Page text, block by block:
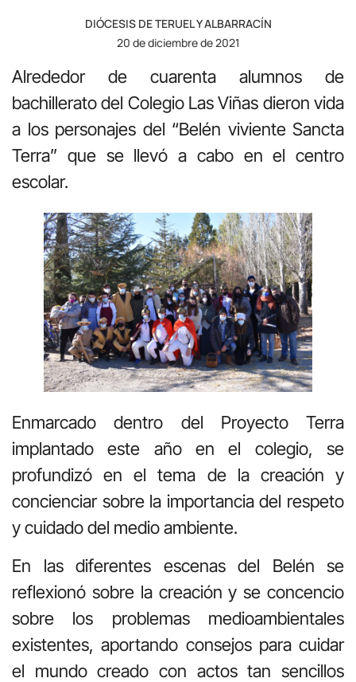
DIÓCESIS DE TERUEL Y ALBARRACÍN
20 de diciembre de 2021
Alrededor de cuarenta alumnos de
bachillerato del Colegio Las Viñas dieron vida
a los personajes del “Belén viviente Sancta
Terra” que se llevó a cabo en el centro
escolar.
Enmarcado dentro del Proyecto Terra
implantado este año en el colegio, se
profundizó en el tema de la creación y
concienciar sobre la importancia del respeto
y cuidado del medio ambiente.
En las diferentes escenas del Belén se
reflexionó sobre la creación y se concencio
sobre los problemas medioambientales
existentes, aportando consejos para cuidar
el mundo creado con actos tan sencillos